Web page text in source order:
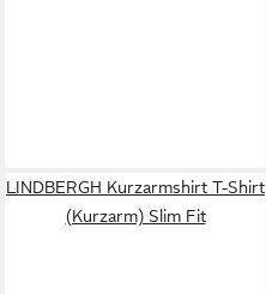
LINDBERGH Kurzarmshirt T-Shirt
(Kurzarm) Slim Fit